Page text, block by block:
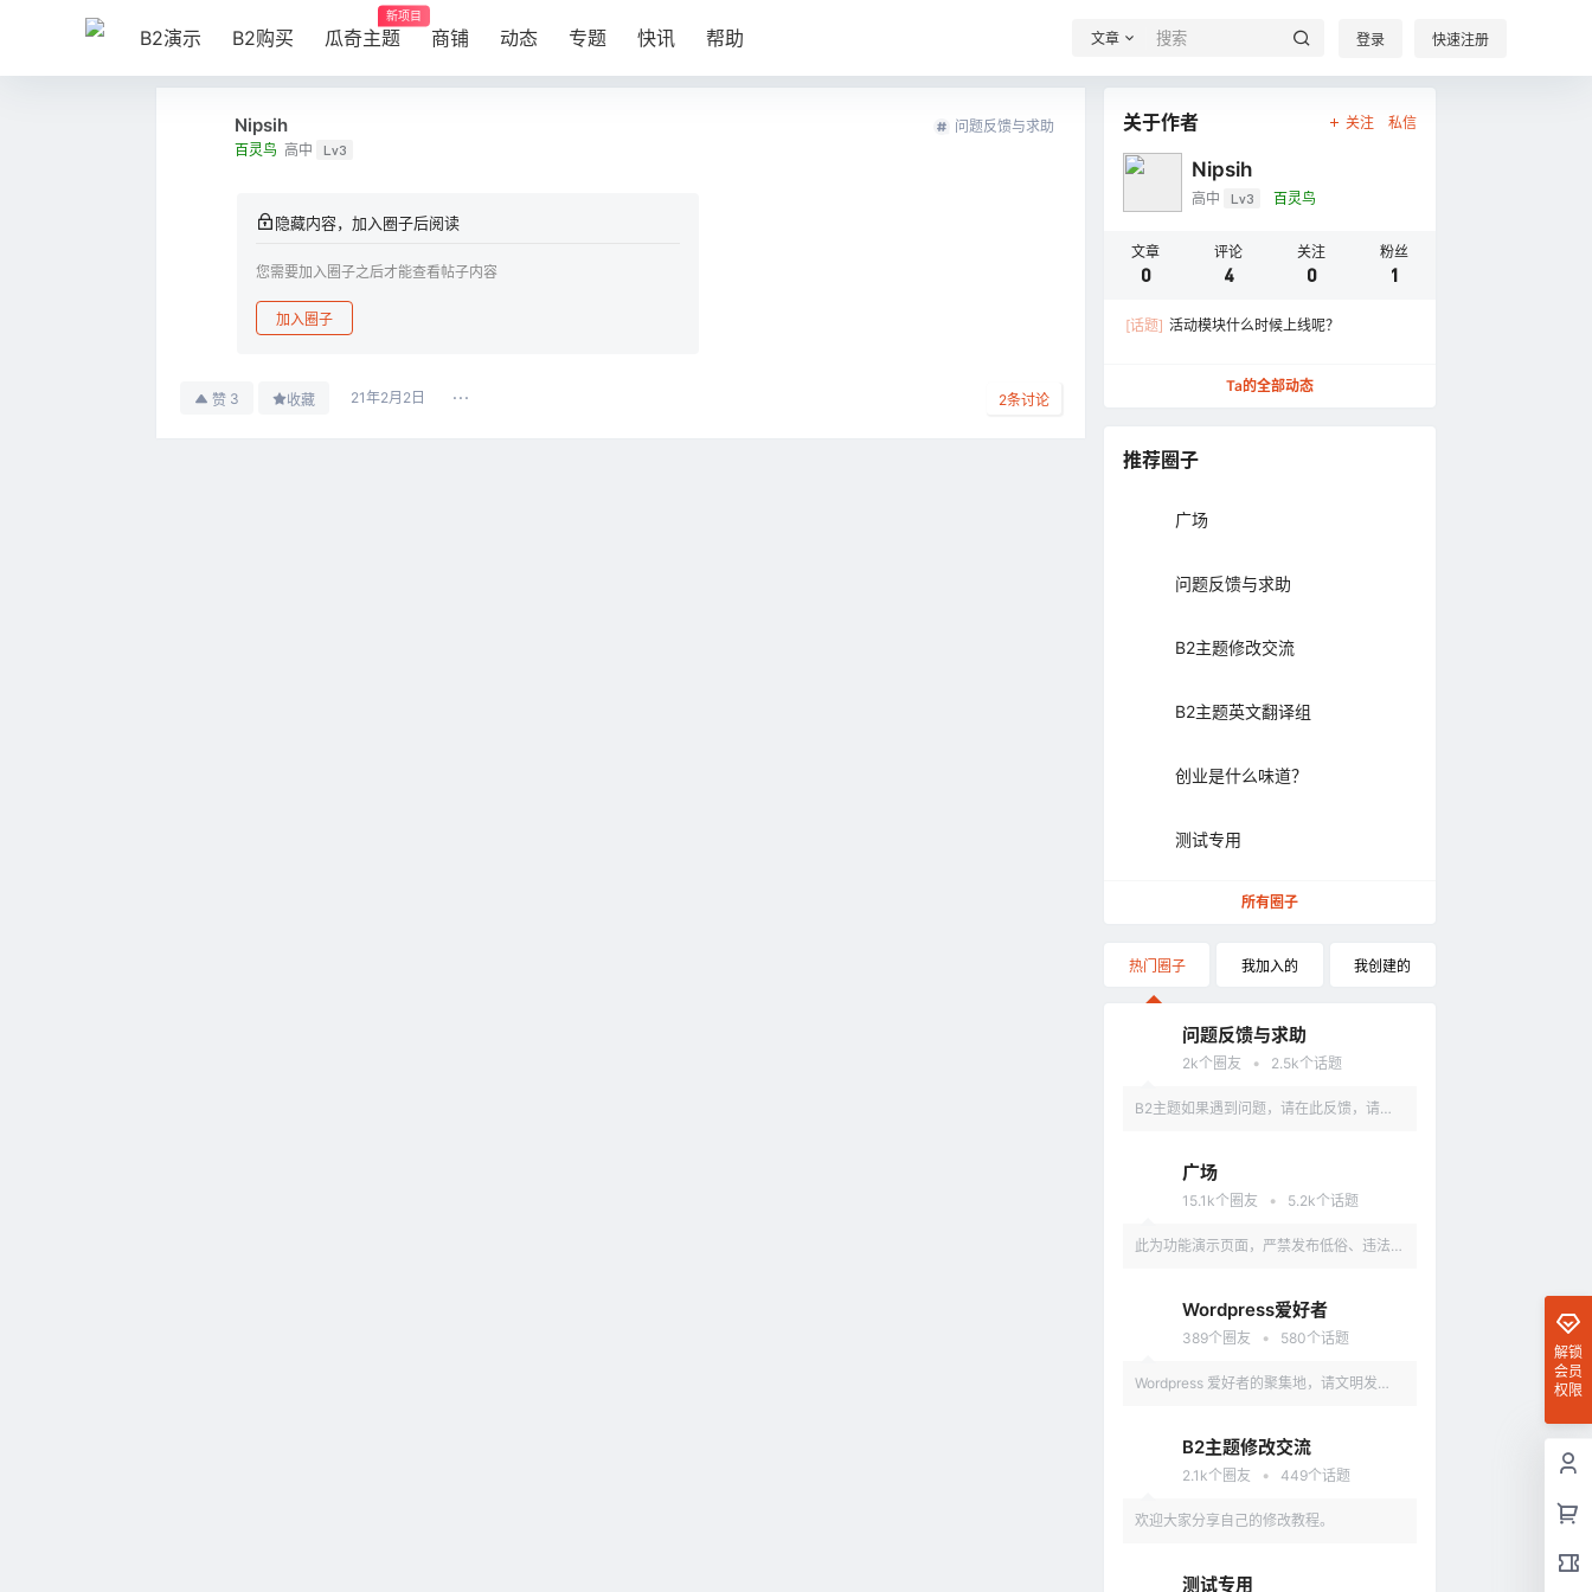
B2演示 B2购买 瓜奇主题
新项目
商铺 动态 专题 快讯 帮助 文章 登录 快速注册
Nipsih
百灵鸟 高中 Lv3
问题反馈与求助
隐藏内容，加入圈子后阅读
您需要加入圈子之后才能查看帖子内容
加入圈子
赞 3 收藏 21年2月2日 2条讨论
关于作者 关注 私信
Nipsih
高中 Lv3 百灵鸟
文章
0
评论
4
关注
0
粉丝
1
[话题] 活动模块什么时候上线呢？
Ta的全部动态
推荐圈子
广场
问题反馈与求助
B2主题修改交流
B2主题英文翻译组
创业是什么味道？
测试专用
所有圈子
热门圈子 我加入的 我创建的
问题反馈与求助
2k个圈友 • 2.5k个话题
B2主题如果遇到问题，请在此反馈，请具
广场
15.1k个圈友 • 5.2k个话题
此为功能演示页面，严禁发布低俗、违法、
Wordpress爱好者
389个圈友 • 580个话题
Wordpress 爱好者的聚集地，请文明发
B2主题修改交流
2.1k个圈友 • 449个话题
欢迎大家分享自己的修改教程。
测试专用
解锁
会员
权限